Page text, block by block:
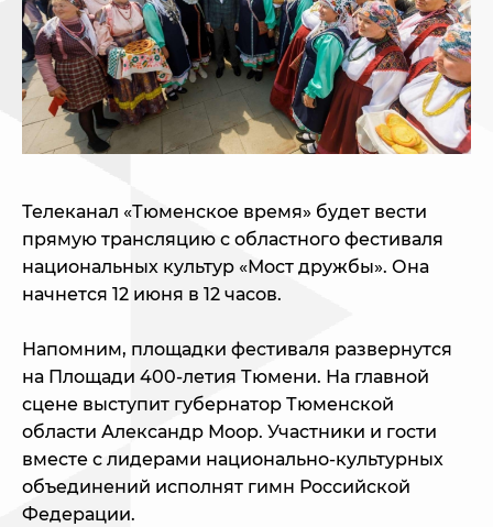
Телеканал «Тюменское время» будет вести
прямую трансляцию с областного фестиваля
национальных культур «Мост дружбы». Она
начнется 12 июня в 12 часов.
Напомним, площадки фестиваля развернутся
на Площади 400-летия Тюмени. На главной
сцене выступит губернатор Тюменской
области Александр Моор. Участники и гости
вместе с лидерами национально-культурных
объединений исполнят гимн Российской
Федерации.